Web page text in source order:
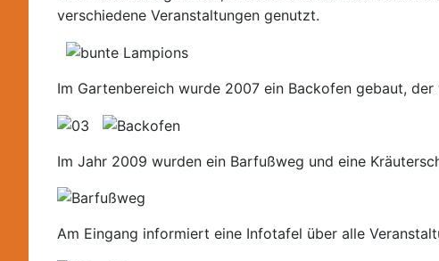
verschiedene Veranstaltungen genutzt.
Im Gartenbereich wurde 2007 ein Backofen gebaut,
Im Jahr 2009 wurden ein Barfußweg und eine
Am Eingang informiert eine Infotafel über alle